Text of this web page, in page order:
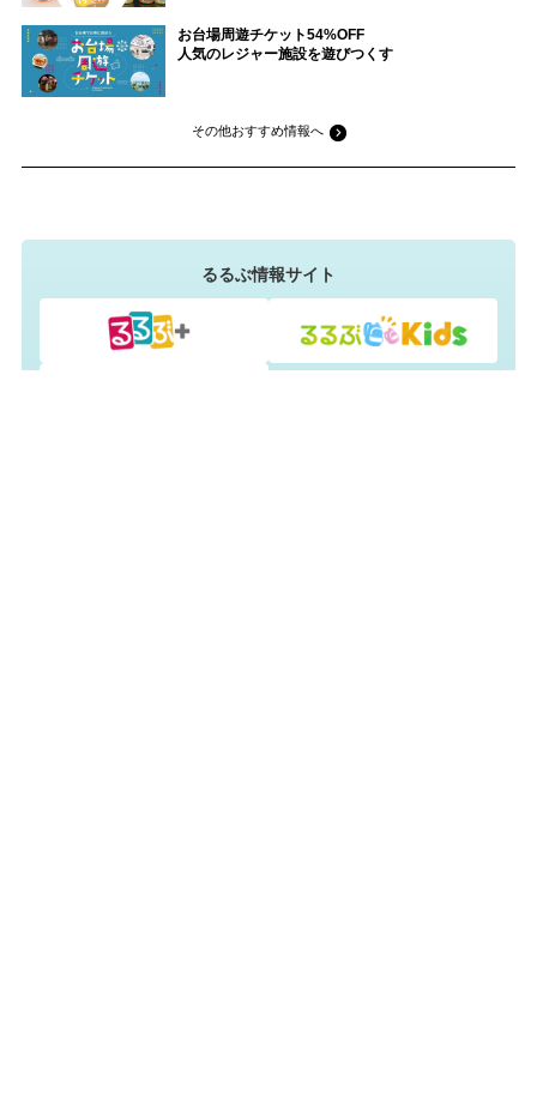
お台場周遊チケット54%OFF
人気のレジャー施設を遊びつくす
その他おすすめ情報へ
るるぶ情報サイト